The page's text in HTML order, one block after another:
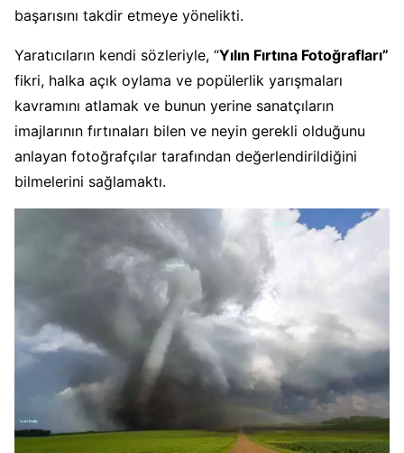
başarısını takdir etmeye yönelikti.
Yaratıcıların kendi sözleriyle, “Yılın Fırtına Fotoğrafları”
fikri, halka açık oylama ve popülerlik yarışmaları
kavramını atlamak ve bunun yerine sanatçıların
imajlarının fırtınaları bilen ve neyin gerekli olduğunu
anlayan fotoğrafçılar tarafından değerlendirildiğini
bilmelerini sağlamaktı.